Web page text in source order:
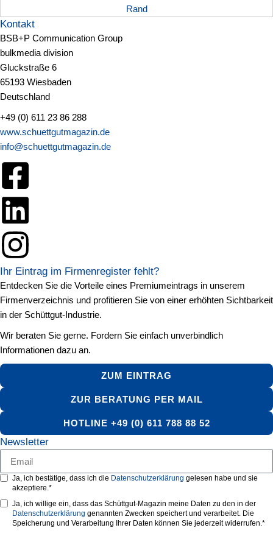
Kontakt
BSB+P Communication Group
bulkmedia division
Gluckstraße 6
65193 Wiesbaden
Deutschland
+49 (0) 611 23 86 288
www.schuettgutmagazin.de
info@schuettgutmagazin.de
Ihr Eintrag im Firmenregister fehlt?
Entdecken Sie die Vorteile eines Premiumeintrags in unserem
Firmenverzeichnis und profitieren Sie von einer erhöhten Sichtbarkeit
in der Schüttgut-Industrie.
Wir beraten Sie gerne. Fordern Sie einfach unverbindlich
Informationen dazu an.
ZUM EINTRAG
ZUR BERATUNG PER MAIL
HOTLINE +49 (0) 611 788 88 52
Newsletter
Ja, ich bestätige, dass ich die Datenschutzerklärung gelesen habe und sie
akzeptiere.*
Ja, ich willige ein, dass das Schüttgut-Magazin meine Daten zu den in der
Datenschutzerklärung genannten Zwecken speichert und verarbeitet. Die
Speicherung und Verarbeitung Ihrer Daten können Sie jederzeit widerrufen.*